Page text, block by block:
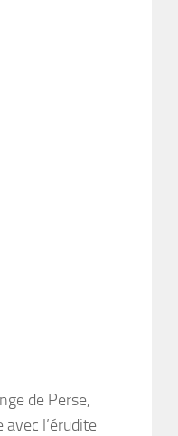
de Perse,
l’érudite